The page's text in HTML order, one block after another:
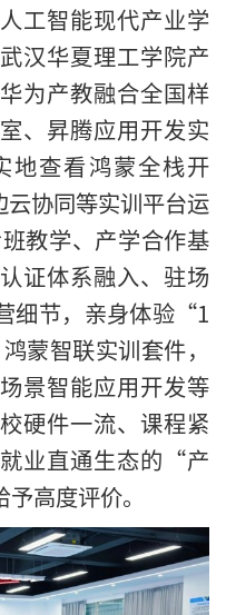
工智能现代产业学
汉华夏理工学院产
为产教融合全国样
、昇腾应用开发实
地查看鸿蒙全栈开
协同等实训平台运
教学、产学合作基
证体系融入、驻场
细节，亲身体验“1
蒙智联实训套件，
景智能应用开发等
硬件一流、课程紧
业直通生态的“产
高度评价。